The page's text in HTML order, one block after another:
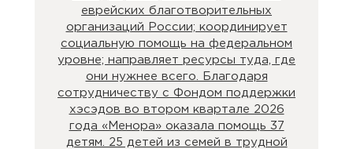
еврейских благотворительных
организаций России; координирует
социальную помощь на федеральном
уровне; направляет ресурсы туда, где
они нужнее всего. Благодаря
сотрудничеству с Фондом поддержки
хэсэдов во втором квартале 2026
года «Менора» оказала помощь 37
детям. 25 детей из семей в трудной